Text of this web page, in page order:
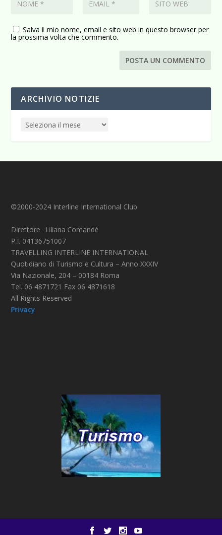
Salva il mio nome, email e sito web in questo browser per
la prossima volta che commento.
ARCHIVIO NOTIZIE
©2000-2024 Interline International Club
Direttore_ Liliana Comandè
P.I. 04136751007
TRAVELLING INTERLINE INTERNATIONAL
Quotidiano di Turismo e Cultura – Anno XXXIV
Via Nazionale, 204 – 00184 Roma
Tel. 06 4871721 Fax 06 4871618
All Rights Reserved
Privacy